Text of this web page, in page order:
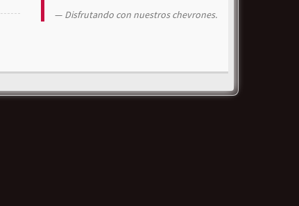
Disfrutando con nuestros chevrones.